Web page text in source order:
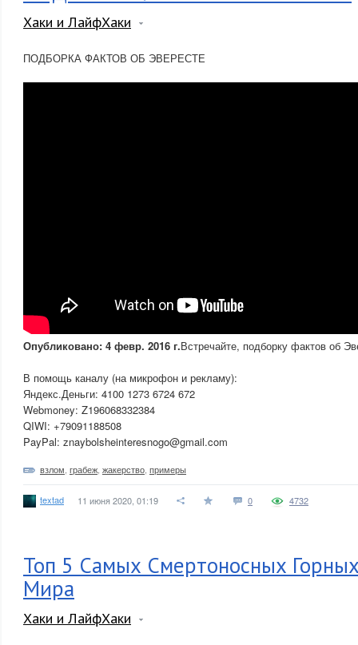
Хаки и ЛайфХаки
ПОДБОРКА ФАКТОВ ОБ ЭВЕРЕСТЕ
Опубликовано: 4 февр. 2016 г.Встречайте, подборку фактов об
В помощь каналу (на микрофон и рекламу):
Яндекс.Деньги: 4100 1273 6724 672
Webmoney: Z196068332384
QIWI: +79091188508
PayPal: znaybolsheinteresnogo@gmail.com
взлом грабеж жакерство примеры
textad 11 июня 2020, 01:19 0 4732
Топ 5 Самых Смертоносных
Мира
Хаки и ЛайфХаки